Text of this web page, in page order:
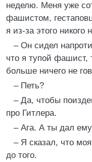
неделю. Меня уже
фашистом,
я из-за этого никого
– Он сидел
что я тупой
больше ничего не
– Петь?
– Да, чтобы
про Гитлера.
– Ага. А ты дал ему
– Я сказал, что
до того.